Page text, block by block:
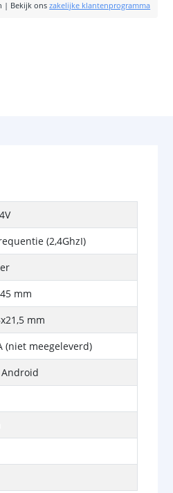
| Bekijk ons zakelijke klantenprogramma
(2,4GhzI)
mm
mm
(niet meegeleverd)
Android